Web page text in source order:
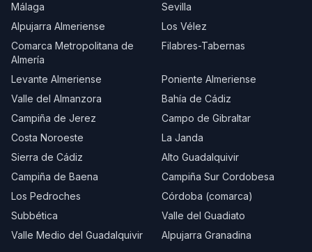
Málaga
Sevilla
Alpujarra Almeriense
Los Vélez
Comarca Metropolitana de
Almería
Filabres-Tabernas
Levante Almeriense
Poniente Almeriense
Valle del Almanzora
Bahía de Cádiz
Campiña de Jerez
Campo de Gibraltar
Costa Noroeste
La Janda
Sierra de Cádiz
Alto Guadalquivir
Campiña de Baena
Campiña Sur Cordobesa
Los Pedroches
Córdoba (comarca)
Subbética
Valle del Guadiato
Valle Medio del Guadalquivir
Alpujarra Granadina